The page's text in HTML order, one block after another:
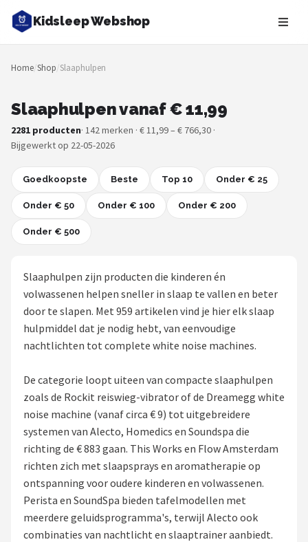
Kidsleep Webshop
Zoeken
NAVIGATIE
Merken
Blog
Slaaptrainers
Nachtlampjes
Babyprojectors
Shop
Alecto
Zazu
Paladone
Aigostar
Flow Amsterdam
Home/Shop/Slaaphulpen
Slaaphulpen vanaf € 11,99
2281 producten· 142 merken · € 11,99 – € 766,30 ·
Bijgewerkt op 22-05-2026
Goedkoopste Beste Top 10 Onder € 25
Onder € 50 Onder € 100 Onder € 200
Onder € 500
Slaaphulpen zijn producten die kinderen én
volwassenen helpen sneller in slaap te vallen en beter
door te slapen. Met 959 artikelen vind je hier elk slaap
hulpmiddel dat je nodig hebt, van eenvoudige
nachtlichten tot complete white noise machines.
De categorie loopt uiteen van compacte slaaphulpen
zoals de Rockit reiswieg-vibrator of de Dreamegg white
noise machine (vanaf circa € 9) tot uitgebreidere
systemen van Alecto, Homedics en Soundspa die
richting de € 883 gaan. This Works en Flow Amsterdam
richten zich met slaapsprays en aromatherapie op
ontspanning voor oudere kinderen en volwassenen.
Perista en SoundSpa bieden tafelmodellen met
meerdere geluidsprogramma's, terwijl Alecto ook
combinaties van nachtlicht en slaaptrainer aanbiedt.